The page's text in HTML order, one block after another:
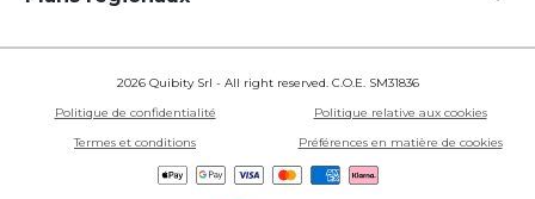
2026 Quibity Srl - All right reserved. C.O.E. SM31836
Politique de confidentialité
Politique relative aux cookies
Termes et conditions
Préférences en matière de cookies